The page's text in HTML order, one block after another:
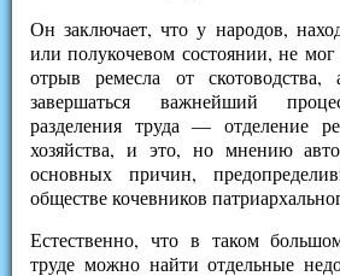
Он заключает, что у народов,
или полукочевом состоянии, не
отрыв ремесла от скотоводства,
завершаться важнейший
разделения труда — отделение
хозяйства, и это, но мнению
основных причин,
обществе кочевников
Естественно, что в таком
труде можно найти отдельные